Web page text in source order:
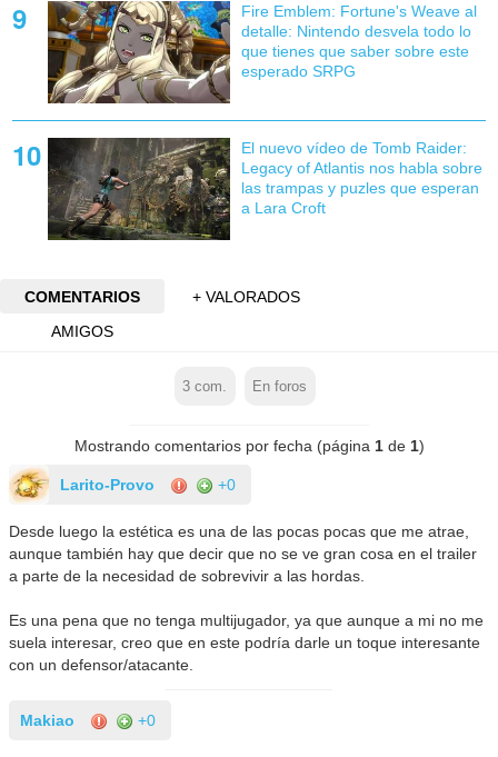
Fire Emblem: Fortune's Weave al
detalle: Nintendo desvela todo lo
que tienes que saber sobre este
esperado SRPG
El nuevo vídeo de Tomb Raider:
Legacy of Atlantis nos habla sobre
las trampas y puzles que esperan
a Lara Croft
COMENTARIOS
+ VALORADOS
AMIGOS
3 com. En foros
Mostrando comentarios por fecha (página 1de 1)
Larito-Provo +0
Desde luego la estética es una de las pocas pocas que me atrae,
aunque también hay que decir que no se ve gran cosa en el trailer
a parte de la necesidad de sobrevivir a las hordas.
Es una pena que no tenga multijugador, ya que aunque a mi no me
suela interesar, creo que en este podría darle un toque interesante
con un defensor/atacante.
Makiao +0